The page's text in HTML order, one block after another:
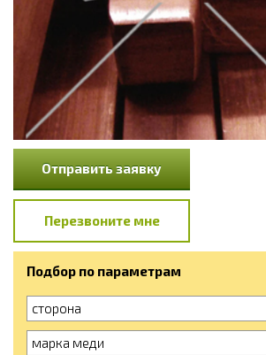
Отправить заявку
Перезвоните мне
Подбор по параметрам
сторона
марка меди